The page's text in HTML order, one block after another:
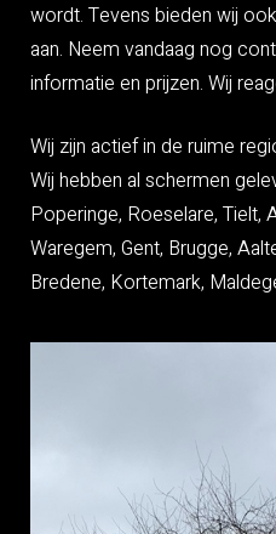
wordt. Tevens bieden wij
aan. Neem vandaag nog
informatie en prijzen. Wij
Wij zijn actief in de ruime
Wij hebben al schermen
Poperinge, Roeselare, Tielt,
Waregem, Gent, Brugge,
Bredene, Kortemark,